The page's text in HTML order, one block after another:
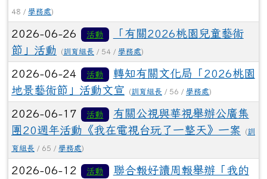
48 / 學務處)
2026-06-26 活動
「有關2026桃園兒童藝術
節」活動
(訓育組長 / 54 / 學務處)
2026-06-24 活動
轉知有關文化局「2026桃園
地景藝術節」活動文宣
(訓育組長 / 56 / 學務處)
2026-06-17 活動
有關公視與華視舉辦公廣集
團20週年活動《我在電視台玩了一整天》一案
(訓
育組長 / 65 / 學務處)
2026-06-12 活動
聯合報好讀周報舉辦「我的